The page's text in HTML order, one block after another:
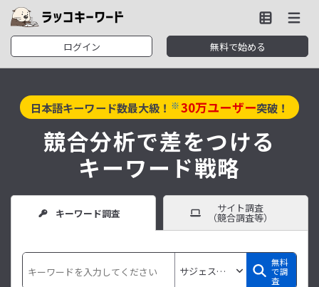
ログイン 無料で始める
日本語キーワード数最大級！ ※30万ユーザー突破！
競合分析で差をつける
キーワード戦略
キーワード調査 サイト調査
（競合調査等）
無料
で調
査